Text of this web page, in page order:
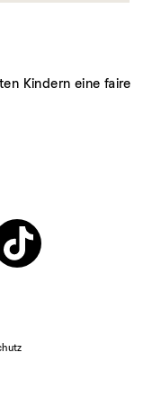
Kindern eine faire